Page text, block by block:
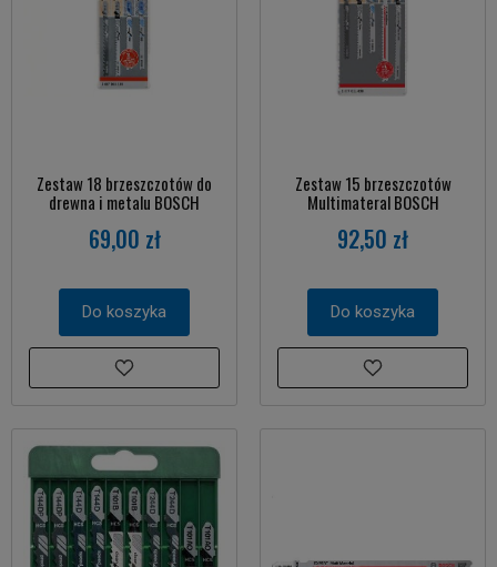
Zestaw 18 brzeszczotów do
drewna i metalu BOSCH
69,00 zł
Do koszyka
Zestaw 15 brzeszczotów
Multimateral BOSCH
92,50 zł
Do koszyka